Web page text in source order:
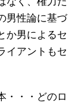
男性論に基づ
か男によるセ
イアントもセ
・・・どのロ